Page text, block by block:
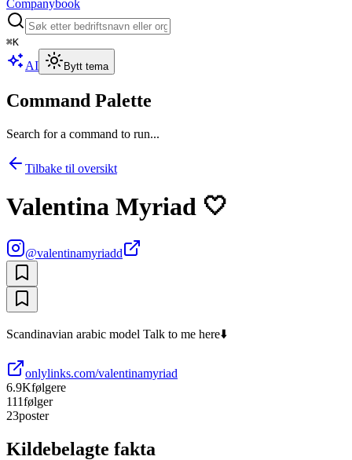
Companybook
⌘K
AI Bytt tema
Command Palette
Search for a command to run...
Tilbake til oversikt
Valentina Myriad 🤍
@valentinamyriadd
Scandinavian arabic model Talk to me here⬇️
onlylinks.com/valentinamyriad
6.9Kfølgere
111følger
23poster
Kildebelagte fakta